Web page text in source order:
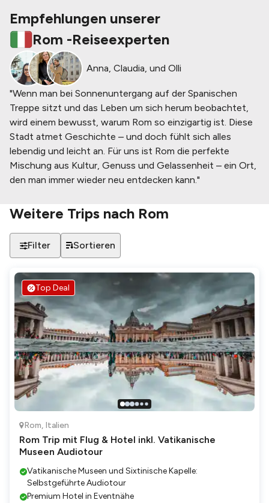
Empfehlungen unserer
Rom -Reiseexperten
Anna, Claudia, und Olli
"Wenn man bei Sonnenuntergang auf der Spanischen
Treppe sitzt und das Leben um sich herum beobachtet,
wird einem bewusst, warum Rom so einzigartig ist. Diese
Stadt atmet Geschichte – und doch fühlt sich alles
lebendig und leicht an. Für uns ist Rom die perfekte
Mischung aus Kultur, Genuss und Gelassenheit – ein Ort,
den man immer wieder neu entdecken kann."
Weitere Trips nach Rom
Filter Sortieren
Top Deal
Rom, Italien
Rom Trip mit Flug & Hotel inkl. Vatikanische
Museen Audiotour
Vatikanische Museen und Sixtinische Kapelle:
Selbstgeführte Audiotour
Premium Hotel in Eventnähe